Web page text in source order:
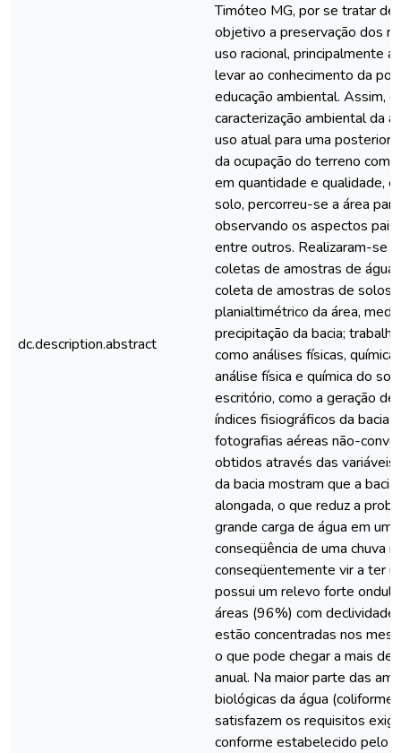
dc.description.abstract
Timóteo MG, por se tratar de
objetivo a preservação dos
uso racional, principalmente
levar ao conhecimento da
educação ambiental. Assim,
caracterização ambiental da
uso atual para uma posterior
da ocupação do terreno com
em quantidade e qualidade,
solo, percorreu-se a área
observando os aspectos
entre outros. Realizaram-se
coletas de amostras de
coleta de amostras de solos,
planialtimétrico da área,
precipitação da bacia;
como análises físicas,
análise física e química do
escritório, como a geração
índices fisiográficos da bacia;
fotografias aéreas não-
obtidos através das
da bacia mostram que a
alongada, o que reduz a
grande carga de água em um
conseqüência de uma chuva
conseqüentemente vir a ter
possui um relevo forte
áreas (96%) com
estão concentradas nos
o que pode chegar a mais
anual. Na maior parte das
biológicas da água
satisfazem os requisitos
conforme estabelecido pelo